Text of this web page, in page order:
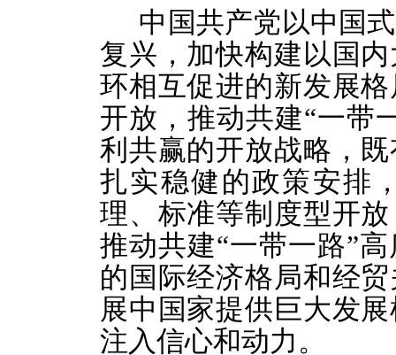
中国共产党以中国
复兴，加快构建以国
环相互促进的新发展
开放，推动共建“一带
利共赢的开放战略，
扎实稳健的政策安排
理、标准等制度型开
推动共建“一带一路”
的国际经济格局和经
展中国家提供巨大发
注入信心和动力。